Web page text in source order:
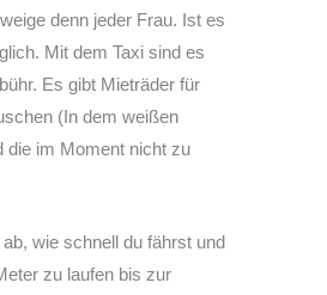
denn jeder Frau. Ist es
Mit dem Taxi sind es
Es gibt Mieträder für
(In dem weißen
die im Moment nicht zu
wie schnell du fährst und
zu laufen bis zur